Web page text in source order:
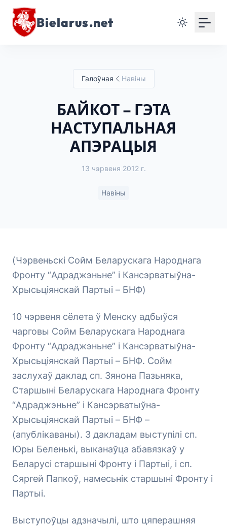
Bielarus.net
Галоўная Навіны
БАЙКОТ – ГЭТА
НАСТУПАЛЬНАЯ
АПЭРАЦЫЯ
13 чэрвеня 2012 г.
Навіны
(Чэрвеньскі Сойм Беларускага Народнага
Фронту “Адраджэньне” і Кансэрватыўна-
Хрысьціянскай Партыі – БНФ)
10 чэрвеня сёлета ў Менску адбыўся
чарговы Сойм Беларускага Народнага
Фронту “Адраджэньне” і Кансэрватыўна-
Хрысьціянскай Партыі – БНФ. Сойм
заслухаў даклад сп. Зянона Пазьняка,
Старшыні Беларускага Народнага Фронту
“Адраджэньне” і Кансэрватыўна-
Хрысьціянскай Партыі – БНФ –
(апублікаваны). З дакладам выступілі сп.
Юры Беленькі, выканаўца абавязкаў у
Беларусі старшыні Фронту і Партыі, і сп.
Сяргей Папкоў, намесьнік старшыні Фронту і
Партыі.
Выступоўцы адзначылі, што цяперашняя